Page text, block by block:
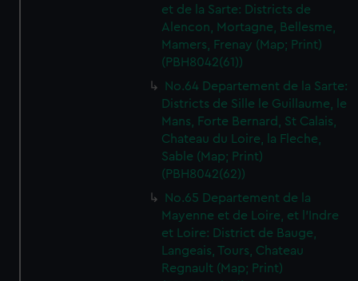
We’d like to use additional cookies to remember your
preferences, understand how our website is used, and to
help us improve it. We may also use cookies to tailor our
marketing to your interests and deliver embedded content
from third-party sources. You can choose to allow all
cookies, change your preferences or opt-out at any time.
et de la Sarte: Districts de
Alencon, Mortagne, Bellesme,
Mamers, Frenay (Map; Print)
(PBH8042(61))
No.64 Departement de la Sarte:
Districts de Sille le Guillaume, le
Mans, Forte Bernard, St Calais,
Chateau du Loire, la Fleche,
Sable (Map; Print)
(PBH8042(62))
No.65 Departement de la
Mayenne et de Loire, et l'Indre
et Loire: District de Bauge,
Langeais, Tours, Chateau
Regnault (Map; Print)